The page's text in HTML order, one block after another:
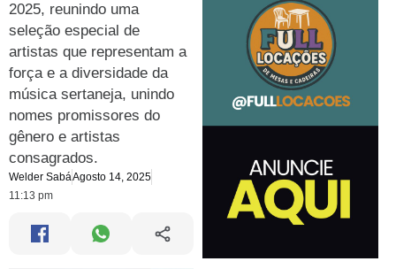
2025, reunindo uma
seleção especial de
artistas que representam a
força e a diversidade da
música sertaneja, unindo
nomes promissores do
gênero e artistas
consagrados.
Welder SabáAgosto 14, 2025
11:13 pm